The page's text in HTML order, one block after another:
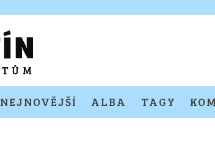
NEJNOVĚJŠÍ ALBA TAGY